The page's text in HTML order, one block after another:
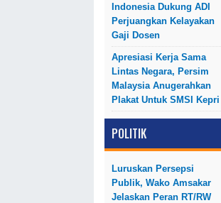
Indonesia Dukung ADI
Perjuangkan Kelayakan
Gaji Dosen
Apresiasi Kerja Sama
Lintas Negara, Persim
Malaysia Anugerahkan
Plakat Untuk SMSI Kepri
POLITIK
Luruskan Persepsi
Publik, Wako Amsakar
Jelaskan Peran RT/RW